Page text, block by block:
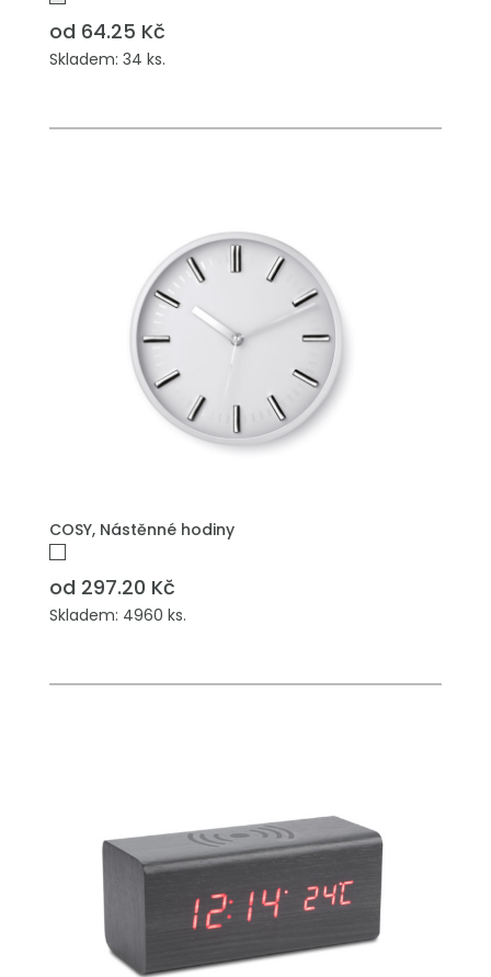
od 64.25 Kč
Skladem: 34 ks.
COSY, Nástěnné hodiny
od 297.20 Kč
Skladem: 4960 ks.